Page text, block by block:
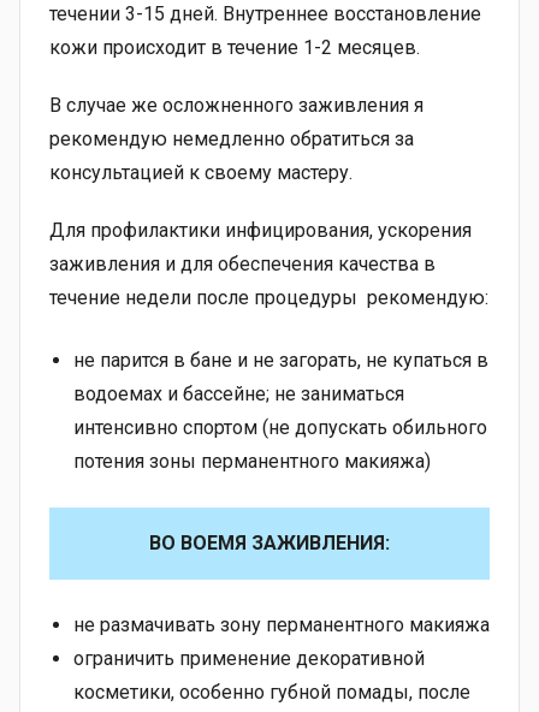
течении 3-15 дней. Внутреннее восстановление
кожи происходит в течение 1-2 месяцев.
В случае же осложненного заживления я
рекомендую немедленно обратиться за
консультацией к своему мастеру.
Для профилактики инфицирования, ускорения
заживления и для обеспечения качества в
течение недели после процедуры рекомендую:
не парится в бане и не загорать, не купаться в
водоемах и бассейне; не заниматься
интенсивно спортом (не допускать обильного
потения зоны перманентного макияжа)
ВО ВОЕМЯ ЗАЖИВЛЕНИЯ:
не размачивать зону перманентного макияжа
ограничить применение декоративной
косметики, особенно губной помады, после